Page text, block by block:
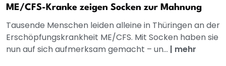
ME/CFS-Kranke zeigen Socken zur Mahnung
Tausende Menschen leiden alleine in Thüringen an der
Erschöpfungskrankheit ME/CFS. Mit Socken haben sie
nun auf sich aufmerksam gemacht – un... | mehr